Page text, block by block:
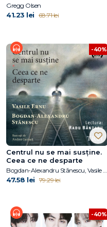
Gregg Olsen
41.23 lei 68.71 lei
-40%
Centrul nu se mai susține.
Ceea ce ne desparte
47.58 lei 79.29 lei
-40%